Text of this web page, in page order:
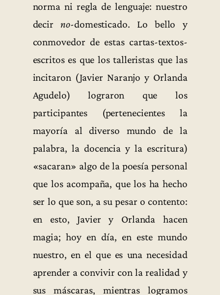
norma ni regla de lenguaje: nuestro
decirno-domesticado. Lo bello y
conmovedor de estas cartas-textos-
escritos es que los talleristas que las
incitaron (Javier Naranjo y Orlanda
Agudelo) lograron que los
participantes (pertenecientes la
mayoría al diverso mundo de la
palabra, la docencia y la escritura)
«sacaran» algo de la poesía personal
que los acompaña, que los ha hecho
ser lo que son, a su pesar o contento:
en esto, Javier y Orlanda hacen
magia; hoy en día, en este mundo
nuestro, en el que es una necesidad
aprender a convivir con la realidad y
sus máscaras, mientras logramos